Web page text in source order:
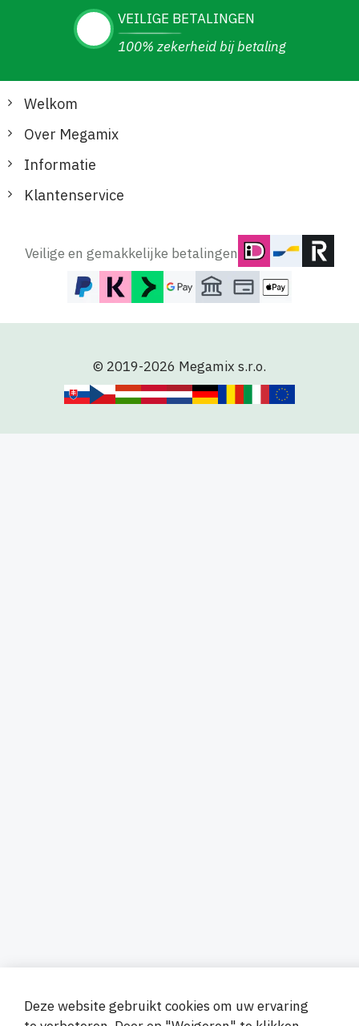
VEILIGE BETALINGEN
100% zekerheid bij betaling
Welkom
Over Megamix
Informatie
Klantenservice
Veilige en gemakkelijke betalingen
© 2019-2026 Megamix s.r.o.
Deze website gebruikt cookies om uw ervaring